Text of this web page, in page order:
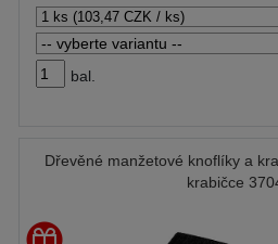
bal.
Dřevěné manžetové knoflíky a
krabičce